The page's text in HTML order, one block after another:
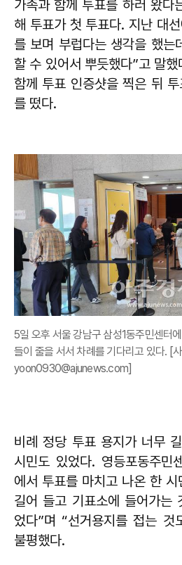
가족과 함께 투표를 하러 왔다
해 투표가 첫 투표다. 지난 대
를 보며 부럽다는 생각을 했는
할 수 있어서 뿌듯했다”고 말
함께 투표 인증샷을 찍은 뒤
를 떴다.
5일 오후 서울 강남구 삼성1동주민센터
들이 줄을 서서 차례를 기다리고 있다. [
yoon0930@ajunews.com]
비례 정당 투표 용지가 너무
시민도 있었다. 영등포동주민
에서 투표를 마치고 나온 한
길어 들고 기표소에 들어가는
었다”며 “선거용지를 접는 것
불평했다.